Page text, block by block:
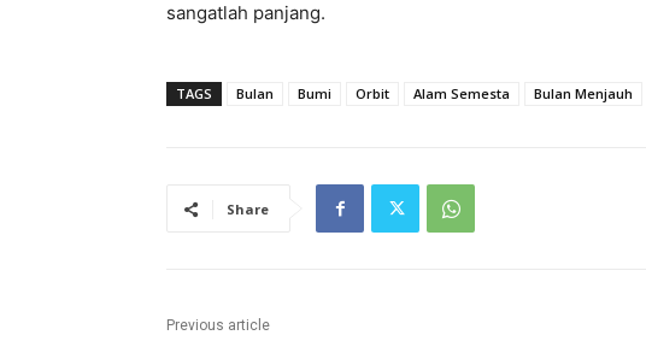
sangatlah panjang.
TAGS Bulan Bumi Orbit Alam Semesta Bulan Menjauh
Share
Previous article